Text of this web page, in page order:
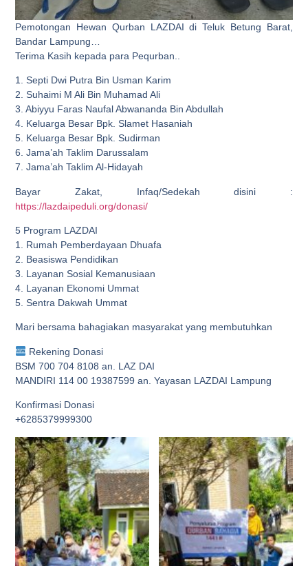
Pemotongan Hewan Qurban LAZDAI di Teluk Betung Barat,
Bandar Lampung…
Terima Kasih kepada para Pequrban..
1. Septi Dwi Putra Bin Usman Karim
2. Suhaimi M Ali Bin Muhamad Ali
3. Abiyyu Faras Naufal Abwananda Bin Abdullah
4. Keluarga Besar Bpk. Slamet Hasaniah
5. Keluarga Besar Bpk. Sudirman
6. Jama’ah Taklim Darussalam
7. Jama’ah Taklim Al-Hidayah
Bayar Zakat, Infaq/Sedekah disini :
https://lazdaipeduli.org/donasi/
5 Program LAZDAI
1. Rumah Pemberdayaan Dhuafa
2. Beasiswa Pendidikan
3. Layanan Sosial Kemanusiaan
4. Layanan Ekonomi Ummat
5. Sentra Dakwah Ummat
Mari bersama bahagiakan masyarakat yang membutuhkan
Rekening Donasi
BSM 700 704 8108 an. LAZ DAI
MANDIRI 114 00 19387599 an. Yayasan LAZDAI Lampung
Konfirmasi Donasi
+6285379999300